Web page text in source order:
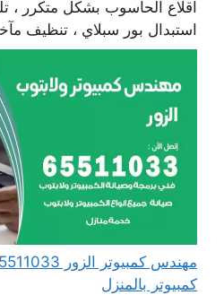
اقلاع الحاسوب بشكل متكرر ،
استبدال بور سبلاي ، تنظيف
كمبيوتر بالمنزل